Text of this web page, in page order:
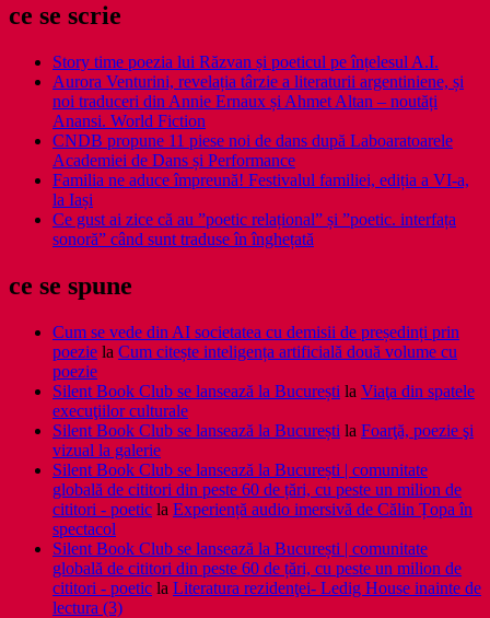
ce se scrie
Story time poezia lui Răzvan și poeticul pe înțelesul A.I.
Aurora Venturini, revelația târzie a literaturii argentiniene, și
noi traduceri din Annie Ernaux și Ahmet Altan – noutăți
Anansi. World Fiction
CNDB propune 11 piese noi de dans după Laboaratoarele
Academiei de Dans și Performance
Familia ne aduce împreună! Festivalul familiei, ediția a VI-a,
la Iași
Ce gust ai zice că au ”poetic relațional” și ”poetic. interfața
sonoră” când sunt traduse în înghețată
ce se spune
Cum se vede din AI societatea cu demisii de președinți prin
poezie la Cum citește inteligența artificială două volume cu
poezie
Silent Book Club se lansează la București la Viaţa din spatele
execuţiilor culturale
Silent Book Club se lansează la București la Foarţă, poezie şi
vizual la galerie
Silent Book Club se lansează la București | comunitate
globală de cititori din peste 60 de țări, cu peste un milion de
cititori - poetic la Experiență audio imersivă de Călin Țopa în
spectacol
Silent Book Club se lansează la București | comunitate
globală de cititori din peste 60 de țări, cu peste un milion de
cititori - poetic la Literatura rezidenţei- Ledig House inainte de
lectura (3)